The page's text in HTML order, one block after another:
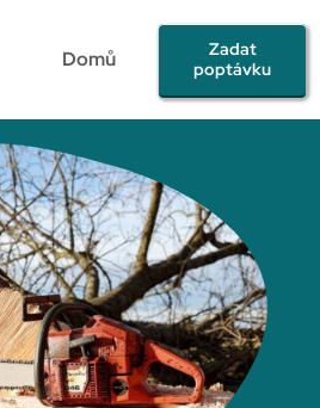
Domů
Zadat
poptávku